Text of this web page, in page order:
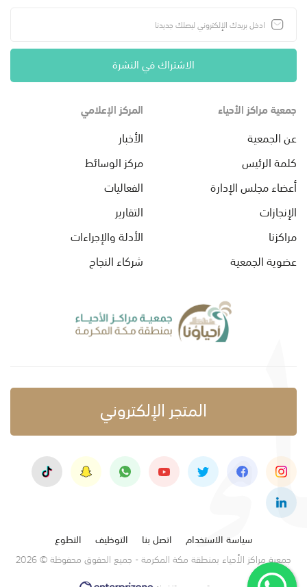
الاشتراك في النشرة
جمعية مراكز الأحياء
عن الجمعية
كلمة الرئيس
أعضاء مجلس الإدارة
الإنجازات
مراكزنا
عضوية الجمعية
المركز الإعلامي
الأخبار
مركز الوسائط
الفعاليات
التقارير
الأدلة والإجراءات
شركاء النجاح
المتجر الإلكتروني
سياسة الاستخدام اتصل بنا التوظيف
التطوع
جمعية مراكز الأحياء بمنطقة مكة المكرمة - جميع الحقوق محفوظة © 2026